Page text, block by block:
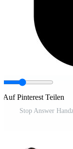
Auf Pinterest Teilen
Stop Answer